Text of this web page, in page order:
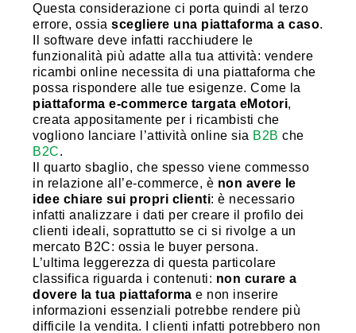
Questa considerazione ci porta quindi al terzo
errore, ossia scegliere una piattaforma a caso.
Il software deve infatti racchiudere le
funzionalità più adatte alla tua attività: vendere
ricambi online necessita di una piattaforma che
possa rispondere alle tue esigenze. Come la
piattaforma e-commerce targata eMotori,
creata appositamente per i ricambisti che
vogliono lanciare l’attività online sia B2B che
B2C.
Il quarto sbaglio, che spesso viene commesso
in relazione all’e-commerce, è non avere le
idee chiare sui propri clienti: è necessario
infatti analizzare i dati per creare il profilo dei
clienti ideali, soprattutto se ci si rivolge a un
mercato B2C: ossia le buyer persona.
L’ultima leggerezza di questa particolare
classifica riguarda i contenuti: non curare a
dovere la tua piattaforma e non inserire
informazioni essenziali potrebbe rendere più
difficile la vendita. I clienti infatti potrebbero non